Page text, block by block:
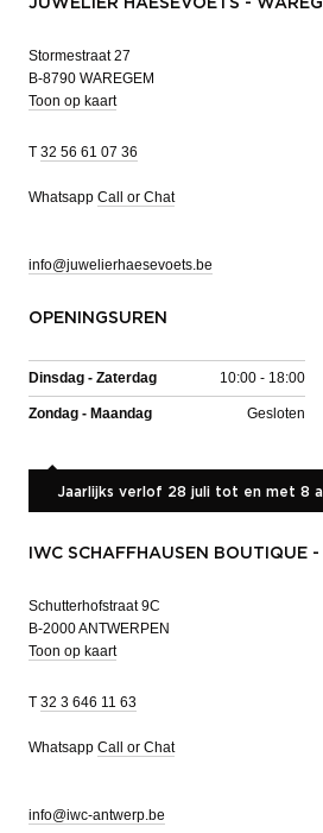
Stormestraat 27
B-8790 WAREGEM
Toon op kaart
T 32 56 61 07 36
Whatsapp Call or Chat
info@juwelierhaesevoets.be
OPENINGSUREN
Dinsdag - Zaterdag 10:00 - 18:00
Zondag - Maandag Gesloten
Jaarlijks verlof 28 juli tot en met 8
IWC SCHAFFHAUSEN BOUTIQUE
Schutterhofstraat 9C
B-2000 ANTWERPEN
Toon op kaart
T 32 3 646 11 63
Whatsapp Call or Chat
info@iwc-antwerp.be